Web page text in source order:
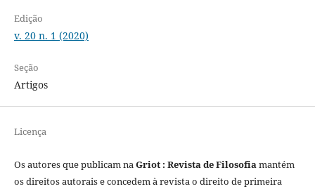
Edição
v. 20 n. 1 (2020)
Seção
Artigos
Licença
Os autores que publicam naGriot : Revista de Filosofiamantém
os direitos autorais e concedem à revista o direito de primeira